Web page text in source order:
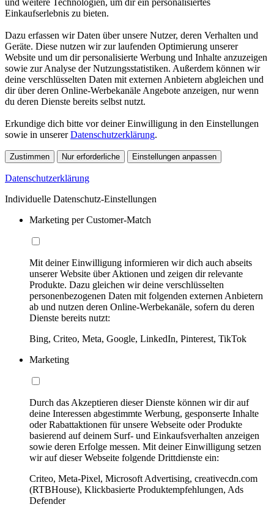
und weitere Technologien, um dir ein personalisiertes
Einkaufserlebnis zu bieten.
Dazu erfassen wir Daten über unsere Nutzer, deren Verhalten und
Geräte. Diese nutzen wir zur laufenden Optimierung unserer
Website und um dir personalisierte Werbung und Inhalte anzuzeigen
sowie zur Analyse der Nutzungsstatistiken. Außerdem können wir
deine verschlüsselten Daten mit externen Anbietern abgleichen und
dir über deren Online-Werbekanäle Angebote anzeigen, nur wenn
du deren Dienste bereits selbst nutzt.
Erkundige dich bitte vor deiner Einwilligung in den Einstellungen
sowie in unsererDatenschutzerklärung.
Zustimmen Nur erforderliche Einstellungen anpassen
Datenschutzerklärung
Individuelle Datenschutz-Einstellungen
Marketing per Customer-Match
Mit deiner Einwilligung informieren wir dich auch abseits
unserer Website über Aktionen und zeigen dir relevante
Produkte. Dazu gleichen wir deine verschlüsselten
personenbezogenen Daten mit folgenden externen Anbietern
ab und nutzen deren Online-Werbekanäle, sofern du deren
Dienste bereits nutzt:
Bing, Criteo, Meta, Google, LinkedIn, Pinterest, TikTok
Marketing
Durch das Akzeptieren dieser Dienste können wir dir auf
deine Interessen abgestimmte Werbung, gesponserte Inhalte
oder Rabattaktionen für unsere Webseite oder Produkte
basierend auf deinem Surf- und Einkaufsverhalten anzeigen
sowie deren Erfolge messen. Mit deiner Einwilligung setzen
wir auf dieser Webseite folgende Drittdienste ein:
Criteo, Meta-Pixel, Microsoft Advertising, creativecdn.com
(RTBHouse), Klickbasierte Produktempfehlungen, Ads
Defender